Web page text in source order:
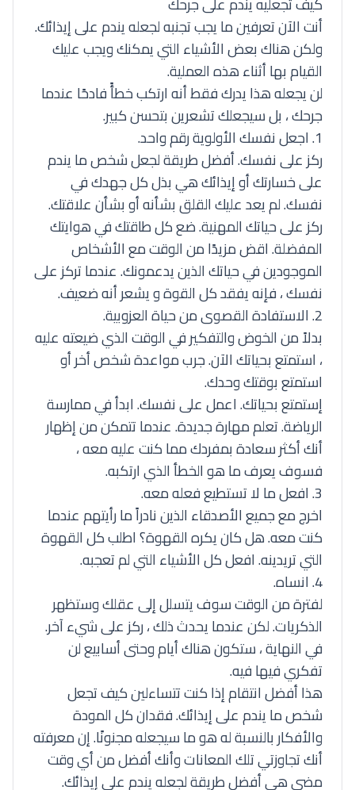
أنت الآن تعرفين ما يجب تجنبه لجعله يندم على إيذائك.
ولكن هناك بعض الأشياء التي يمكنك ويجب عليك
القيام بها أثناء هذه العملية.
لن يجعله هذا يدرك فقط أنه ارتكب خطأً فادحًا عندما
جرحك ، بل سيجعلك تشعرين بتحسن كبير.
1. اجعل نفسك الأولوية رقم واحد.
ركز على نفسك. أفضل طريقة لجعل شخص ما يندم
على خسارتك أو إيذائك هي بذل كل جهدك في
نفسك. لم يعد عليك القلق بشأنه أو بشأن علاقتك.
ركز على حياتك المهنية. ضع كل طاقتك في هوايتك
المفضلة. اقض مزيدًا من الوقت مع الأشخاص
الموجودين في حياتك الذين يدعمونك. عندما تركز على
نفسك ، فإنه يفقد كل القوة و يشعر أنه ضعيف.
2. الاستفادة القصوى من حياة العزوبية.
بدلاً من الخوض والتفكير في الوقت الذي ضيعته عليه
، استمتع بحياتك الآن. جرب مواعدة شخص أخر أو
استمتع بوقتك وحدك.
إستمتع بحياتك. اعمل على نفسك. ابدأ في ممارسة
الرياضة. تعلم مهارة جديدة. عندما تتمكن من إظهار
أنك أكثر سعادة بمفردك مما كنت عليه معه ،
فسوف يعرف ما هو الخطأ الذي ارتكبه.
3. افعل ما لا تستطيع فعله معه.
اخرج مع جميع الأصدقاء الذين نادراً ما رأيتهم عندما
كنت معه. هل كان يكره القهوة؟ اطلب كل القهوة
التي تريدينه. افعل كل الأشياء التي لم تعجبه.
4. انساه.
لفترة من الوقت سوف يتسلل إلى عقلك وستظهر
الذكريات. لكن عندما يحدث ذلك ، ركز على شيء آخر.
في النهاية ، ستكون هناك أيام وحتى أسابيع لن
تفكري فيها فيه.
هذا أفضل انتقام إذا كنت تتساءلين كيف تجعل
شخص ما يندم على إيذائك. فقدان كل المودة
والأفكار بالنسبة له هو ما سيجعله مجنونًا. إن معرفته
أنك تجاوزتي تلك المعانات وأنك أفضل من أي وقت
مضى هي أفضل طريقة لجعله يندم على إيذائك.